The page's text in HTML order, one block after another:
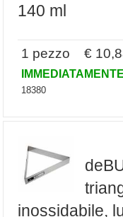
140 ml
1 pezzo €
18380
inossidabile,